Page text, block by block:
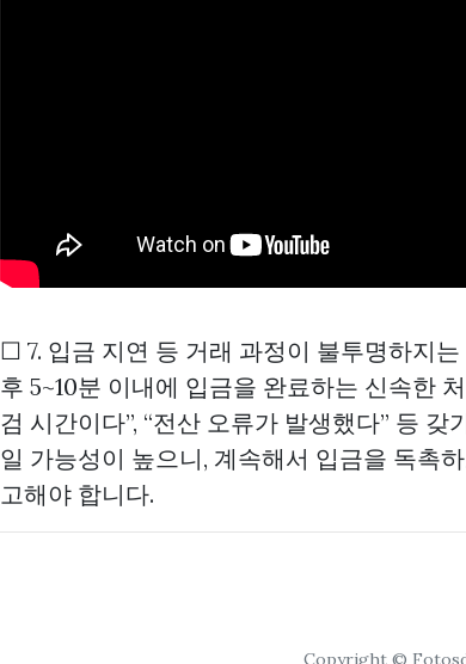
☐ 7. 입금 지연 등 거래 과정이 불투명하지
후 5~10분 이내에 입금을 완료하는 신속한
검 시간이다”, “전산 오류가 발생했다” 등
일 가능성이 높으니, 계속해서 입금을 독촉
고해야 합니다.
Copyright ©